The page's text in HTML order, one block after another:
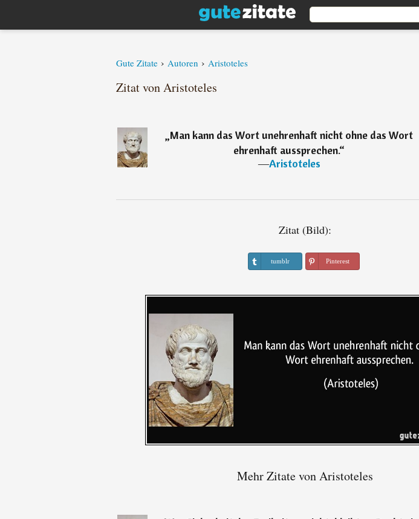
Gute Zitate › Autoren › Aristoteles
Zitat von Aristoteles
„Man kann das Wort unehrenhaft nicht ohne das Wort
ehrenhaft aussprechen.“
―Aristoteles
Zitat (Bild):
tumblr Pinterest
Mehr Zitate von Aristoteles